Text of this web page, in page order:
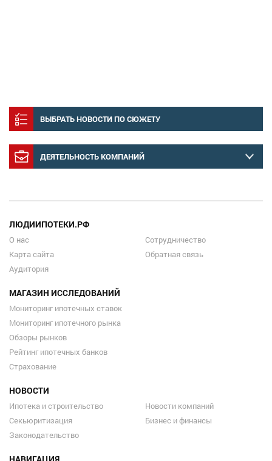
ВЫБРАТЬ НОВОСТИ ПО СЮЖЕТУ
ДЕЯТЕЛЬНОСТЬ КОМПАНИЙ
ЛЮДИИПОТЕКИ.РФ
О нас
Карта сайта
Аудитория
Сотрудничество
Обратная связь
МАГАЗИН ИССЛЕДОВАНИЙ
Мониторинг ипотечных ставок
Мониторинг ипотечного рынка
Обзоры рынков
Рейтинг ипотечных банков
Страхование
НОВОСТИ
Ипотека и строительство
Секьюритизация
Законодательство
Новости компаний
Бизнес и финансы